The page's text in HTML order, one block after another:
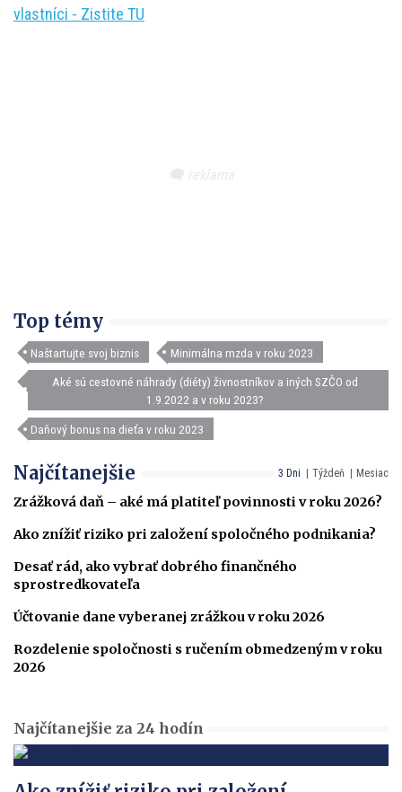
vlastníci - Zistite TU
Top témy
Naštartujte svoj biznis Minimálna mzda v roku 2023
Aké sú cestovné náhrady (diéty) živnostníkov a iných SZČO od
1.9.2022 a v roku 2023?
Daňový bonus na dieťa v roku 2023
3 Dni Týždeň Mesiac
Najčítanejšie
Zrážková daň – aké má platiteľ povinnosti v roku 2026?
Ako znížiť riziko pri založení spoločného podnikania?
Desať rád, ako vybrať dobrého finančného
sprostredkovateľa
Účtovanie dane vyberanej zrážkou v roku 2026
Rozdelenie spoločnosti s ručením obmedzeným v roku
2026
Najčítanejšie za 24 hodín